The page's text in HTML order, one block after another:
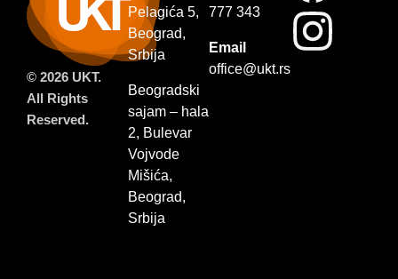
© 2026 UKT.
All Rights
Reserved.
Pelagića 5,
Beograd,
Srbija
Beogradski
sajam – hala
2, Bulevar
Vojvode
Mišića,
Beograd,
Srbija
777 343
Email
office@ukt.rs